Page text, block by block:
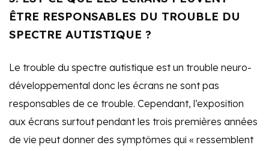
ÊTRE RESPONSABLES DU TROUBLE DU
SPECTRE AUTISTIQUE ?
Le trouble du spectre autistique est un trouble neuro-
développemental donc les écrans ne sont pas
responsables de ce trouble. Cependant, l’exposition
aux écrans surtout pendant les trois premières années
de vie peut donner des symptômes qui « ressemblent